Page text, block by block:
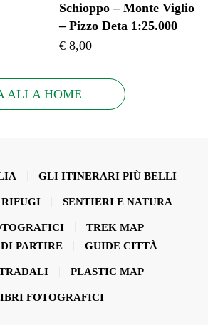
Schioppo – Monte Viglio
– Pizzo Deta 1:25.000
€ 8,00
ALLA HOME
GLI ITINERARI PIÙ BELLI
RIFUGI SENTIERI E NATURA
TREK MAP
PARTIRE
GUIDE CITTÀ
PLASTIC MAP
FOTOGRAFICI